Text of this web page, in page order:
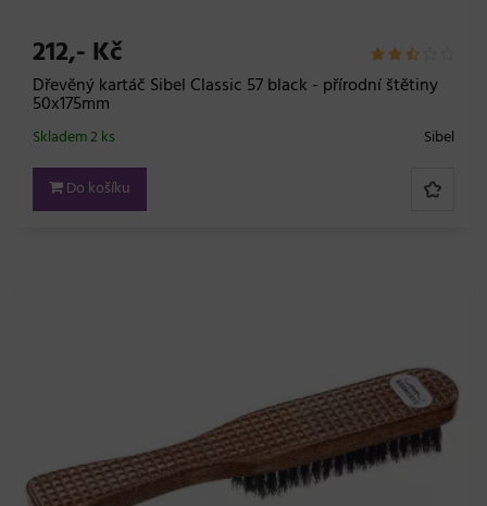
212,- Kč
Dřevěný kartáč Sibel Classic 57 black - přírodní štětiny
50x175mm
Sibel
Skladem 2 ks
Do košíku